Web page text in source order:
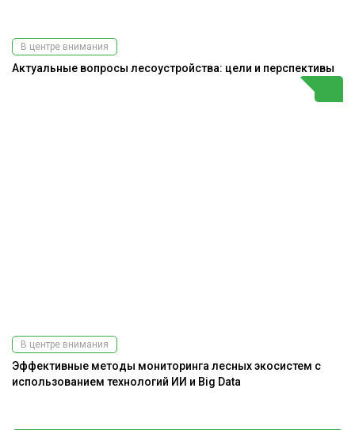
В центре внимания
Актуальные вопросы лесоустройства: цели и перспективы
В центре внимания
Эффективные методы мониторинга лесных экосистем с
использованием технологий ИИ и Big Data